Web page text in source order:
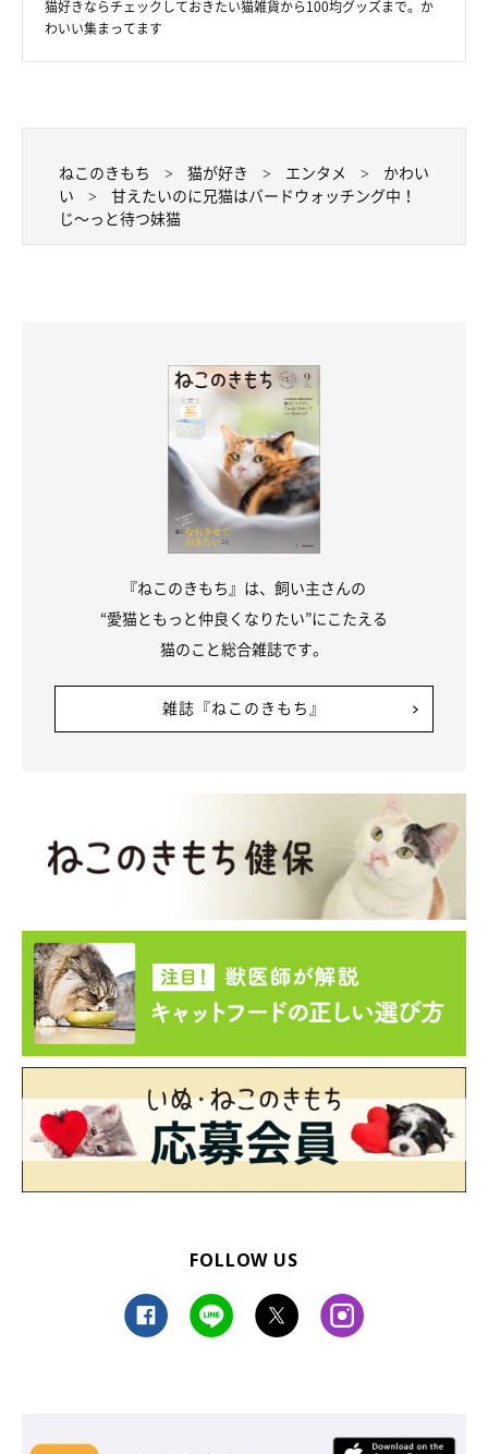
猫好きならチェックしておきたい猫雑貨から100均グッズまで。か
わいい集まってます
ねこのきもち 猫が好き エンタメ
かわい
い
甘えたいのに兄猫はバードウォッチング中！
じ～っと待つ妹猫
『ねこのきもち』は、飼い主さんの
“愛猫ともっと仲良くなりたい”にこたえる
猫のこと総合雑誌です。
雑誌『ねこのきもち』
FOLLOW US